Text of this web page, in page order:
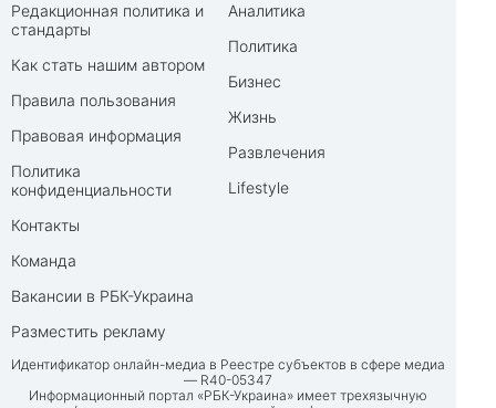
Редакционная политика и
стандарты
Как стать нашим автором
Правила пользования
Правовая информация
Политика
конфиденциальности
Контакты
Команда
Вакансии в РБК-Украина
Разместить рекламу
Аналитика
Политика
Бизнес
Жизнь
Развлечения
Lifestyle
Идентификатор онлайн-медиа в Реестре субъектов в сфере медиа
— R40-05347
Информационный портал «РБК-Украина» имеет трехязычную